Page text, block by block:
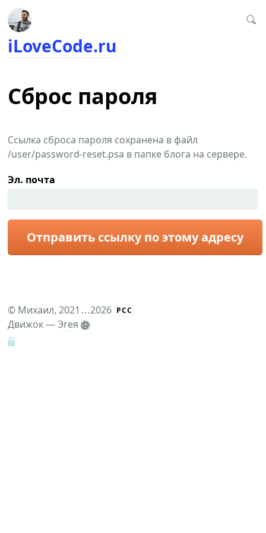
iLoveCode.ru
Сброс пароля
Ссылка сброса пароля сохранена в файл
/user/password-reset.psa в папке блога на сервере.
Эл. почта
Отправить ссылку по этому адресу
© Михаил, 2021 ...2026 РСС
Движок —Эгея